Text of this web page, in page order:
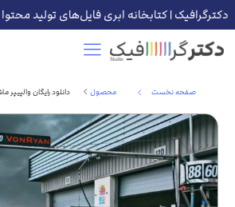
دکترگرافیک | کتابخانه ابری فایل‌های تولید محتوا
صفحه نخست محصول دانلود رایگان والپیپر